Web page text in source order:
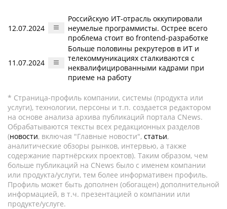
12.07.2024
Российскую ИТ-отрасль оккупировали
неумелые программисты. Острее всего
проблема стоит во frontend-разработке
11.07.2024
Больше половины рекрутеров в ИТ и
телекоммуникациях сталкиваются с
неквалифицированными кадрами при
приеме на работу
* Страница-профиль компании, системы (продукта или
услуги), технологии, персоны и т.п. создается редактором
на основе анализа архива публикаций портала CNews.
Обрабатываются тексты всех редакционных разделов
(новости, включая "Главные новости", статьи,
аналитические обзоры рынков, интервью, а также
содержание партнёрских проектов). Таким образом, чем
больше публикаций на CNews было с именем компании
или продукта/услуги, тем более информативен профиль.
Профиль может быть дополнен (обогащен) дополнительной
информацией, в т.ч. презентацией о компании или
продукте/услуге.